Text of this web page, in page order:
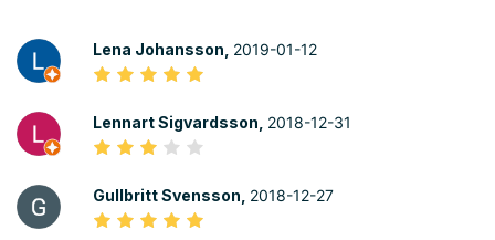
Lena Johansson, 2019-01-12
Lennart Sigvardsson, 2018-12-31
Gullbritt Svensson, 2018-12-27